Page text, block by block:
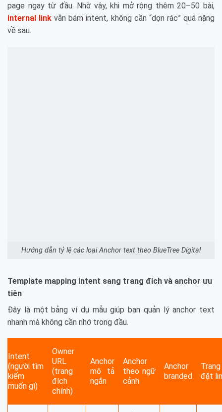
page ngay từ đầu. Nhờ vậy, khi mở rộng thêm 20–50 bài,
internal link vẫn bám intent, không cần “dọn rác” quá nặng
về sau.
Hướng dẫn tỷ lệ các loại Anchor text theo BlueTree Digital
Template mapping intent sang trang đích và anchor ưu
tiên
Đây là một bảng ví dụ mẫu giúp bạn quản lý anchor text
nhanh mà không cần nhớ trong đầu.
Intent
(người tìm
kiếm
muốn gì)
Owner
URL
(trang
đích
chính)
Anchor
mô tả
ngắn
Anchor
theo ngữ
cảnh
Anchor
branded
Trang
đặt